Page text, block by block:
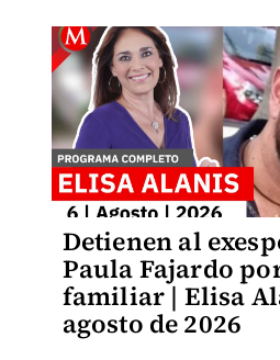
Detienen al
Paula Fajardo
familiar | Elisa
agosto de 2026